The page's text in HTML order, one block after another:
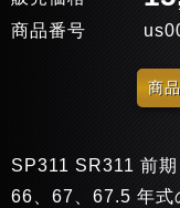
商品番号
商
SP311 SR311 前
66、67、67.5 年式